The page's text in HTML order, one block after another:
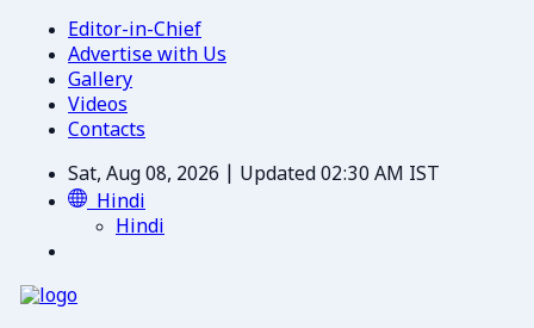
Editor-in-Chief
Advertise with Us
Gallery
Videos
Contacts
Sat, Aug 08, 2026 | Updated 02:30 AM IST
Hindi
Hindi